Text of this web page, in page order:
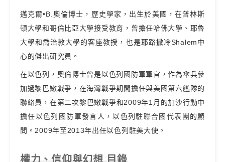
邁克爾•B.奧倫博士，歷史學家，出生於美國，在普林斯
頓大學和哥倫比亞大學接受教育，曾擔任哈佛大學、耶魯
大學和喬治敦大學的客座教授，也是耶路撒冷Shalem中
心的傑出研究員。
在以色列，奧倫博士曾是以色列國防軍軍官，作為傘兵參
加過黎巴嫩戰爭，在海灣戰爭期間擔任與美國第六艦隊的
聯絡員，在第二次黎巴嫩戰爭和2009年1月的加沙行動中
擔任以色列國防軍發言人，以色列駐聯合國代表團的顧
問。2009年至2013年出任以色列駐美大使。
權力、信仰與幻想 目錄